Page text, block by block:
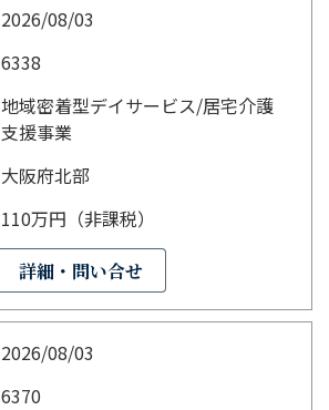
2026/08/03
6338
地域密着型デイサービス/居宅介護
支援事業
大阪府北部
110万円（非課税）
詳細・問い合せ
2026/08/03
6370